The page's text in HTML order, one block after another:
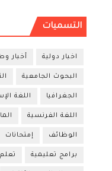
التسميات
اخبار دولية أخبار
البحوث الجامعية
الجغرافيا اللغة
اللغة الفرنسية
الوظائف إمتحانات
برامج تعليمية